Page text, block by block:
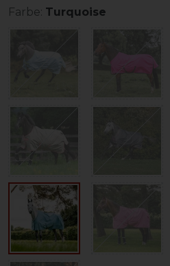
Farbe: Turquoise